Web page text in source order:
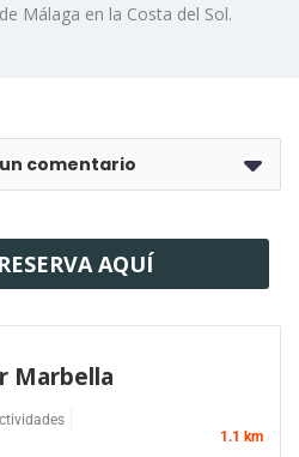
Málaga en la Costa del Sol.
comentario
AQUÍ
Marbella
1.1 km